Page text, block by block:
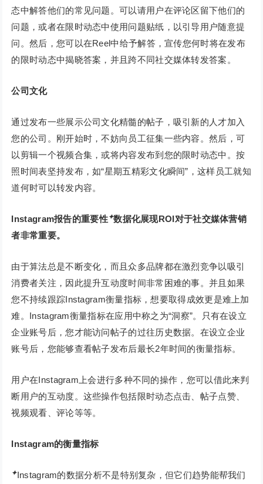
态中解答他们的常见问题。可以请用户在评论区留下他们的
问题，或者在限时动态中使用问题贴纸，以引导用户随意提
问。然后，您可以在Reel中给予解答，宣传您何时将在发布
的限时动态中揭晓答案，并且跨不同社交媒体转发答案。
公司文化
通过发布一些展示公司文化精髓的帖子，吸引新的人才加入
您的公司。刚开始时，不妨向员工征集一些内容。然后，可
以剪辑一个视频合集，或将内容发布到您的限时动态中。按
照时间表坚持发布，如“星期五精彩文化瞬间”，这样员工就知
道何时可以转发内容。
Instagram报告的重要性✦数据化展现ROI对于社交媒体营销
者非常重要。
由于算法总是不断变化，而且众多品牌都在激烈竞争以吸引
消费者关注，因此提升互动度时间非常困难的事。并且如果
您不持续跟踪Instagram衡量指标，想要取得成效更是难上加
难。Instagram衡量指标在应用中称之为“洞察”。只有在设立
企业账号后，您才能访问帖子的过往历史数据。在设立企业
账号后，您能够查看帖子发布后最长2年时间的衡量指标。
用户在Instagram上会进行多种不同的操作，您可以借此来判
断用户的互动度。这些操作包括限时动态点击、帖子点赞、
视频观看、评论等等。
Instagram的衡量指标
✦Instagram的数据分析不是特别复杂，但它们趋势能帮我们